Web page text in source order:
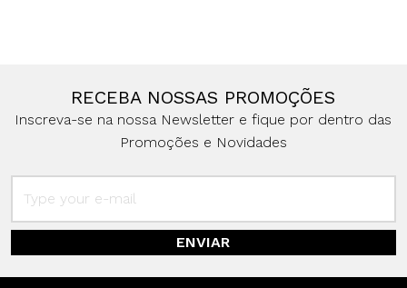
RECEBA NOSSAS PROMOÇÕES
Inscreva-se na nossa Newsletter e fique por dentro das
Promoções e Novidades
ENVIAR